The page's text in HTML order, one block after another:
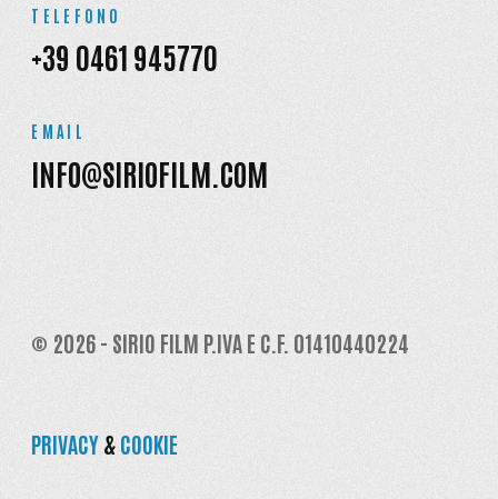
TELEFONO
+39 0461 945770
EMAIL
INFO@SIRIOFILM.COM
© 2026 - SIRIO FILM P.IVA E C.F. 01410440224
PRIVACY&COOKIE